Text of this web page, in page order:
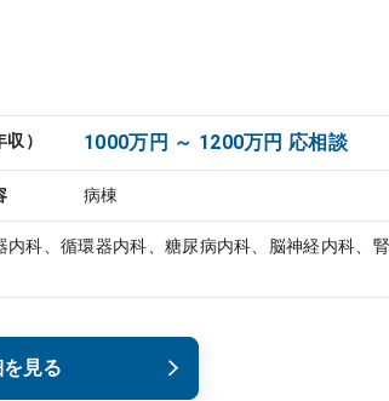
） 1000万円 ～ 1200万円 応相談
病棟
科、循環器内科、糖尿病内科、脳神経内科、
見る